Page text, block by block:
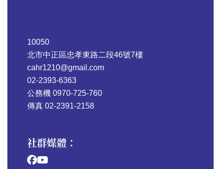
10050
北市中正區忠孝東路二段46號7樓
cahr1210@gmail.com
02-2393-6363
公務機 0970-725-760
傳真 02-2391-2158
社群媒體：